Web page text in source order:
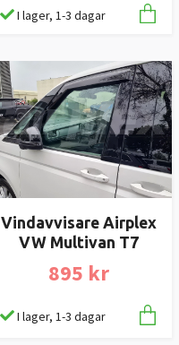
I lager, 1-3 dagar
Vindavvisare Airplex
VW Multivan T7
895 kr
I lager, 1-3 dagar